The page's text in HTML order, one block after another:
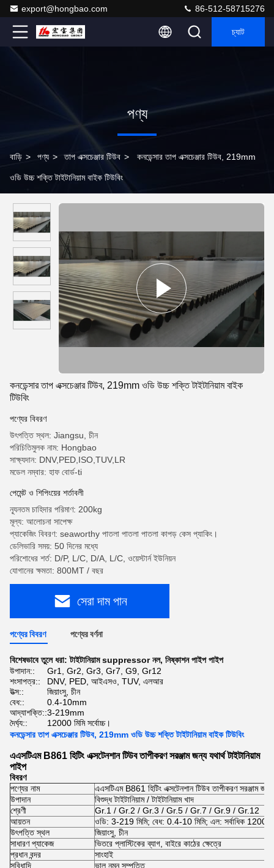
export@hongbao.com 86-512-58715276
চ্যাট
পণ্য
বাড়ি > পণ্য > তাপ এক্সচেঞ্জার টিউব > কনডেন্সার তাপ এক্সচেঞ্জার টিউব, 219mm
ওডি উচ্চ শক্তি টাইটানিয়াম বাইক টিউবিং
কনডেন্সার তাপ এক্সচেঞ্জার টিউব, 219mm ওডি উচ্চ শক্তি টাইটানিয়াম বাইক
টিউবিং
পণ্যের বিবরণ
উৎপত্তি স্থল: Jiangsu, চীন
পরিচিতিমুলক নাম: Hongbao
সাক্ষ্যদান: DNV,PED,ISO,TUV,LR
মডেল নম্বার: হাফ বোর্ড-ti
পেমেন্ট ও শিপিংয়ের শর্তাবলী
ন্যূনতম চাহিদার পরিমাণ: 200kg
মূল্য: আলোচনা সাপেক্ষ
প্যাকেজিং বিবরণ: seaworthy পাতলা পাতলা পাতলা কাপড় কেস প্যাকিং।
ডেলিভারি সময়: 50 দিনের মধ্যে
পরিশোধের শর্ত: D/P, L/C, D/A, L/C, ওয়েস্টার্ন ইউনিয়ন
যোগানের ক্ষমতা: 800MT / বছর
সেরা দাম পান
পণ্যের বিবরণ পণ্যের বর্ণনা
বিশেষভাবে তুলে ধরা:টাইটানিয়াম suppressor নল, নিষ্কাশন পাইপ পাইপ
উপাদান::
Gr1, Gr2, Gr3, Gr7, G9, Gr12
শংসাপত্র::
DNV, PED, আইএসও, TUV, এলআর
উত্স::
জিয়াংসু, চীন
বেধ::
0.4-10mm
আদ্যাশক্তি::3-219mm
দৈর্ঘ্য::
12000 মিমি সর্বোচ্চ।
কনডেন্সার তাপ এক্সচেঞ্জার টিউব, 219mm ওডি উচ্চ শক্তি টাইটানিয়াম বাইক টিউবিং
এএসটিএম B861 হিটিং এক্সটেনশান টিউব তাপীকরণ সরঞ্জাম জন্য যথার্থ টাইটানিয়াম
পাইপ
বিবরণ
পণ্যের নাম
এএসটিএম B861 হিটিং এক্সটেনশান টিউব তাপীকরণ সরঞ্জাম জন্য
উপাদান
বিশুদ্ধ টাইটানিয়াম / টাইটানিয়াম খাদ
শ্রেণী
Gr.1 / Gr.2 / Gr.3 / Gr.5 / Gr.7 / Gr.9 / Gr.12
আয়তন
ওডি: 3-219 মিমি; বেধ: 0.4-10 মিমি; এল: সর্বাধিক 12000
উৎপত্তি স্থল
জিয়াংসু, চীন
সাধারণ প্যাকেজ
ভিতরে প্লাস্টিকের ব্যাগ, বাইরে কাঠের ক্ষেত্রে
প্রধান বন্দর
সাংহাই
সুবিধাদি
ভাল নমন সম্পত্তি